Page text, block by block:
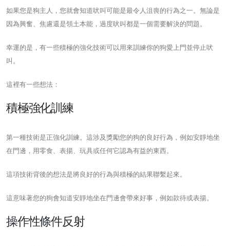
如果您是狗主人，您就會知道吠叫可能是最令人沮喪的行為之一。無論是
因為興奮、焦慮還是領土本能，過度吠叫都是一個需要解決的問題。
幸運的是，有一些積極的強化技術可以用來訓練你的狗愛上門並停止吠
叫。
這裡有一些想法：
積極強化訓練
第一種技術是正強化訓練。這涉及獎勵您的狗的良好行為，例如安靜地坐
在門邊，用零食、表揚、玩具或任何它認為有益的東西。
這項技術背後的想法是將良好的行為與積極的結果聯繫起來。
這意味著您的狗會知道安靜地坐在門邊會帶來好事，例如款待或表揚。
操作性條件反射